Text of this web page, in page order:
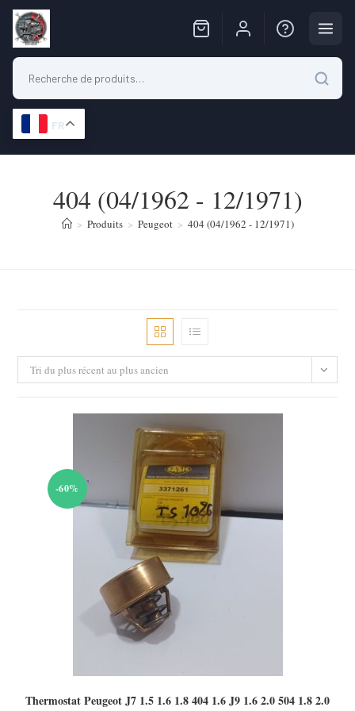
FR
404 (04/1962 - 12/1971)
> Produits > Peugeot > 404 (04/1962 - 12/1971)
Tri du plus récent au plus ancien
-60%
Thermostat Peugeot J7 1.5 1.6 1.8 404 1.6 J9 1.6 2.0 504 1.8 2.0